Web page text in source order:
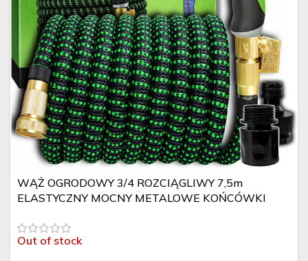
WĄŻ OGRODOWY 3/4 ROZCIĄGLIWY 7,5m
ELASTYCZNY MOCNY METALOWE KOŃCÓWKI
Out of stock